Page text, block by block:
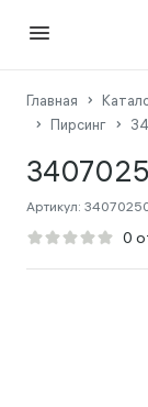
Главная
Пирсинг
Артикул: